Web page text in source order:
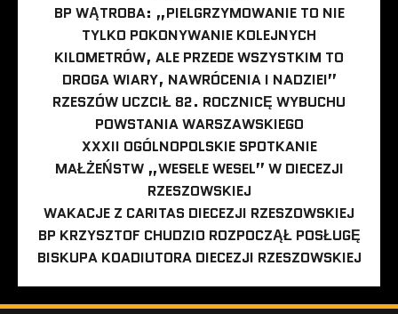
BP WĄTROBA: „PIELGRZYMOWANIE TO NIE
TYLKO POKONYWANIE KOLEJNYCH
KILOMETRÓW, ALE PRZEDE WSZYSTKIM TO
DROGA WIARY, NAWRÓCENIA I NADZIEI”
RZESZÓW UCZCIŁ 82. ROCZNICĘ WYBUCHU
POWSTANIA WARSZAWSKIEGO
XXXII OGÓLNOPOLSKIE SPOTKANIE
MAŁŻEŃSTW „WESELE WESEL” W DIECEZJI
RZESZOWSKIEJ
WAKACJE Z CARITAS DIECEZJI RZESZOWSKIEJ
BP KRZYSZTOF CHUDZIO ROZPOCZĄŁ POSŁUGĘ
BISKUPA KOADIUTORA DIECEZJI RZESZOWSKIEJ